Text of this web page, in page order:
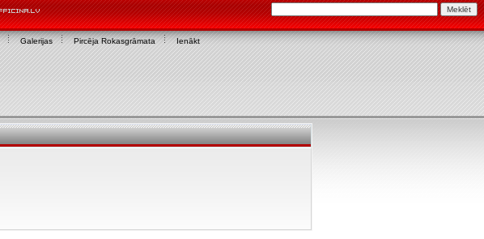
Galerijas Pircēja Rokasgrāmata Ienākt